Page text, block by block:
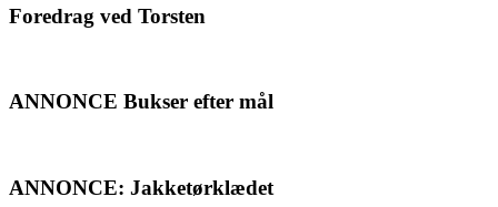
Foredrag ved Torsten
ANNONCE Bukser efter mål
ANNONCE: Jakketørklædet